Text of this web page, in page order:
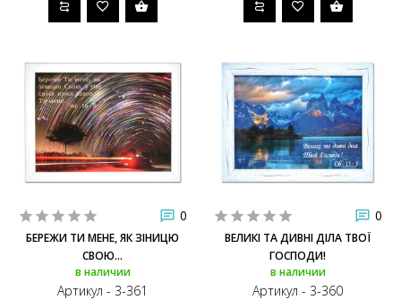
0
БЕРЕЖИ ТИ МЕНЕ, ЯК ЗІНИЦЮ
СВОЮ...
в наличии
Артикул - 3-361
0
ВЕЛИКІ ТА ДИВНІ ДІЛА ТВОЇ
ГОСПОДИ!
в наличии
Артикул - 3-360